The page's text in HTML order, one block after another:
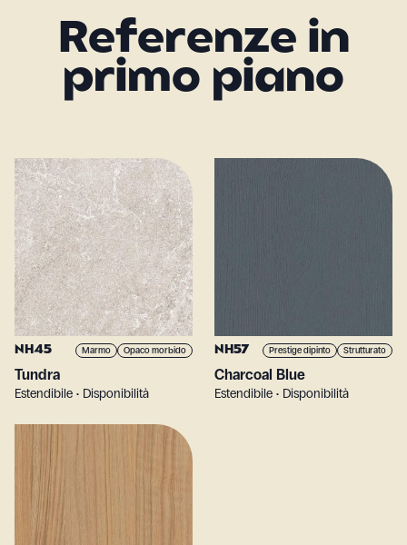
Referenze in
primo piano
NH45 Marmo Opaco morbido
Tundra
Estendibile • Disponibilità
NH57 Prestige dipinto Strutturato
Charcoal Blue
Estendibile • Disponibilità